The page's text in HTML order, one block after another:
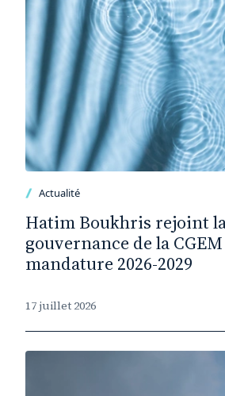
Actualité
Hatim Boukhris rejoint
gouvernance de la
mandature 2026-2029
17 juillet 2026